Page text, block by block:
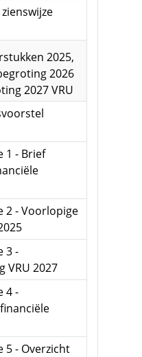
2025,
2026
2027 VRU
1 - Brief
2 - Voorlopige
3 -
VRU 2027
4 -
5 - Overzicht